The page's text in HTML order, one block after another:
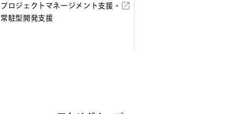
プロジェクトマネージメント支援・
常駐型開発支援